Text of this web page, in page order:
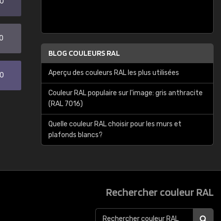
BLOG COULEURS RAL
Aperçu des couleurs RAL les plus utilisées
Couleur RAL populaire sur l'image: gris anthracite
(RAL 7016)
Quelle couleur RAL choisir pour les murs et
plafonds blancs?
Rechercher couleur RAL